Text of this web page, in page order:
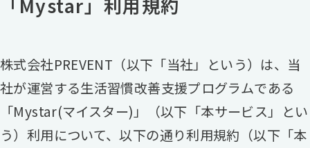
「Mystar」利用規約
株式会社PREVENT（以下「当社」という）は、当
社が運営する生活習慣改善支援プログラムである
「Mystar(マイスター)」（以下「本サービス」とい
う）利用について、以下の通り利用規約（以下「本